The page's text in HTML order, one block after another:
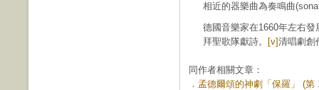
相近的器樂曲為奏鳴曲
德國音樂家在1660年左右
拜聖歌隊獻詩。
[v]清唱劇創
同作者相關文章：
． 孟德爾頌的神劇「保羅」 (第